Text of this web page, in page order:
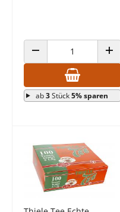
ANZAHL VERRINGERN
ab3Stück5% sparen